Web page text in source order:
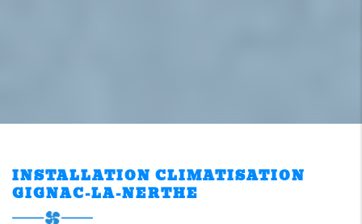
INSTALLATION CLIMATISATION
GIGNAC-LA-NERTHE